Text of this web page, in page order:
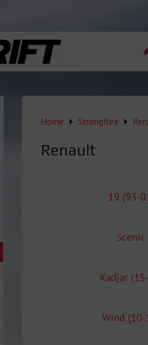
Home Strongflex
Renault
19 (93-
Scenic
Kadjar
Wind (10-